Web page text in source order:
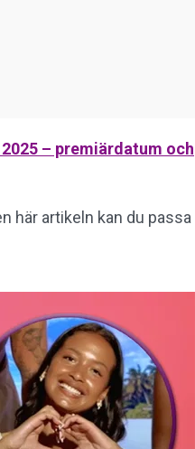
– premiärdatum och
här artikeln kan du passa